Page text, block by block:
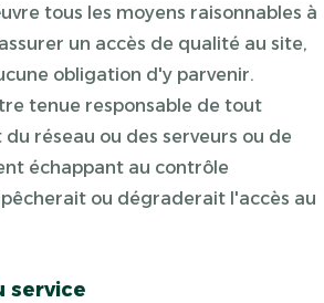
tous les moyens raisonnables à
un accès de qualité au site,
obligation d'y parvenir.
tenue responsable de tout
réseau ou des serveurs ou de
échappant au contrôle
ou dégraderait l'accès au
service